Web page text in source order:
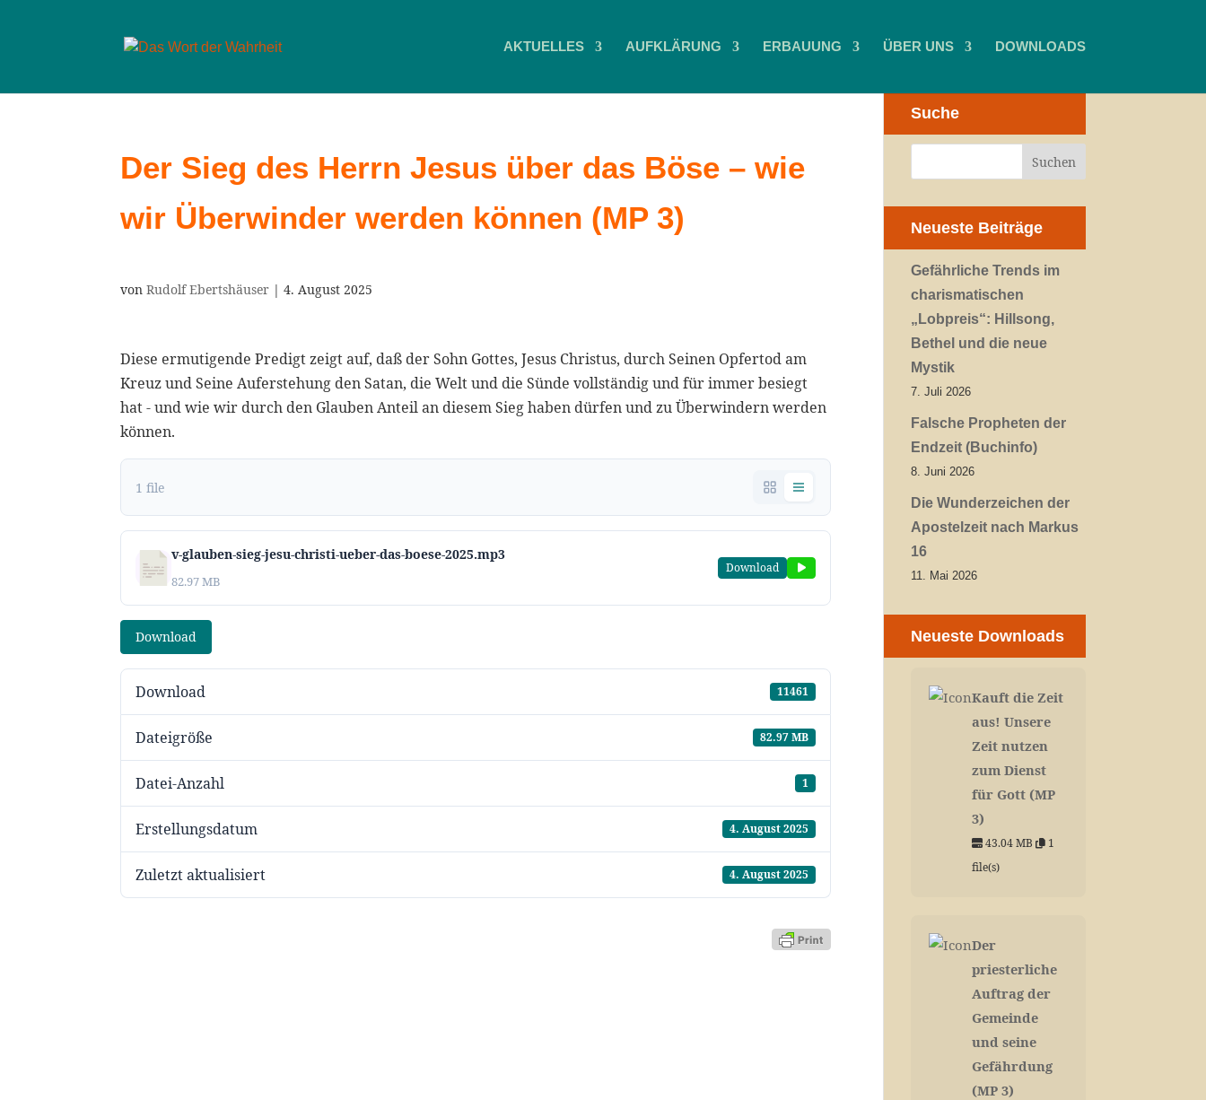
AKTUELLES AUFKLÄRUNG ERBAUUNG ÜBER UNS DOWNLOADS
Der Sieg des Herrn Jesus über das Böse – wie
wir Überwinder werden können (MP 3)
vonRudolf Ebertshäuser |4. August 2025
Download
Download 11461
Dateigröße 82.97 MB
Datei-Anzahl 1
Erstellungsdatum 4. August 2025
Zuletzt aktualisiert 4. August 2025
Diese ermutigende Predigt zeigt auf, daß der Sohn Gottes, Jesus Christus, durch Seinen Opfertod am
Kreuz und Seine Auferstehung den Satan, die Welt und die Sünde vollständig und für immer besiegt
hat - und wie wir durch den Glauben Anteil an diesem Sieg haben dürfen und zu Überwindern werden
können.
1 file
v-glauben-sieg-jesu-christi-ueber-das-boese-2025.mp3
82.97 MB
Download
Suche
Neueste Beiträge
Gefährliche Trends im
charismatischen
„Lobpreis“: Hillsong,
Bethel und die neue
Mystik
7. Juli 2026
Falsche Propheten der
Endzeit (Buchinfo)
8. Juni 2026
Die Wunderzeichen der
Apostelzeit nach Markus
16
11. Mai 2026
Neueste Downloads
Kauft die Zeit
aus! Unsere
Zeit nutzen
zum Dienst
für Gott (MP
3)
43.04 MB
1
file(s)
Der
priesterliche
Auftrag der
Gemeinde
und seine
Gefährdung
(MP 3)